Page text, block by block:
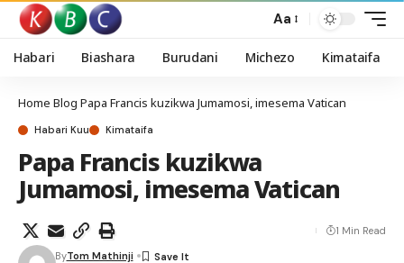
Aa
Habari Biashara Burudani Michezo Kimataifa
Home Blog Papa Francis kuzikwa Jumamosi, imesema Vatican
Habari Kuu Kimataifa
Papa Francis kuzikwa
Jumamosi, imesema Vatican
ByTom Mathinji
1 Min Read